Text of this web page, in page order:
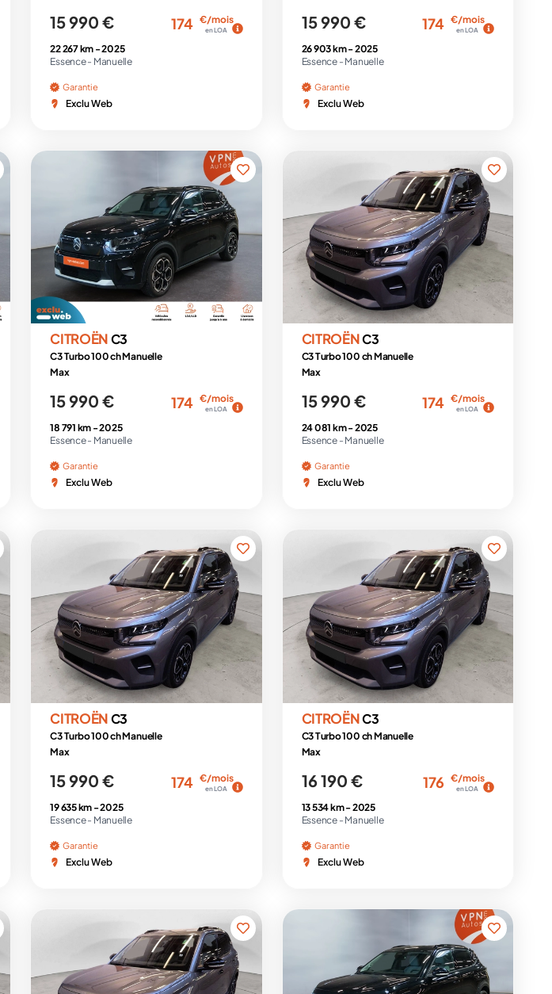
15 990 € 174 €/mois
en LOA
22 267 km -2025
Essence - Manuelle
Garantie
Exclu Web
15 990 € 174 €/mois
en LOA
26 903 km -2025
Essence - Manuelle
Garantie
Exclu Web
CITROËNC3
C3 Turbo 100 ch Manuelle
Max
15 990 € 174 €/mois
en LOA
18 791 km -2025
Essence - Manuelle
Garantie
Exclu Web
CITROËNC3
C3 Turbo 100 ch Manuelle
Max
15 990 € 174 €/mois
en LOA
24 081 km -2025
Essence - Manuelle
Garantie
Exclu Web
CITROËNC3
C3 Turbo 100 ch Manuelle
Max
15 990 € 174 €/mois
en LOA
19 635 km -2025
Essence - Manuelle
Garantie
Exclu Web
CITROËNC3
C3 Turbo 100 ch Manuelle
Max
16 190 € 176 €/mois
en LOA
13 534 km -2025
Essence - Manuelle
Garantie
Exclu Web